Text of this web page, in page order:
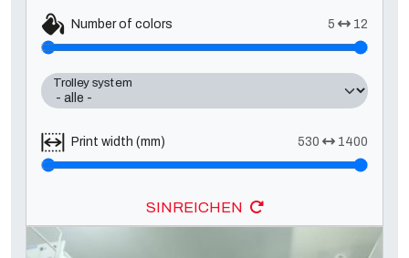
Number of colors 5 12
Trolley system
Print width (mm) 530 1400
SINREICHEN